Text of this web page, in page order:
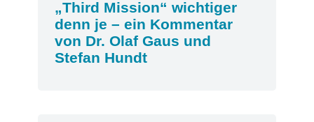
„Third Mission“ wichtiger
denn je – ein Kommentar
von Dr. Olaf Gaus und
Stefan Hundt